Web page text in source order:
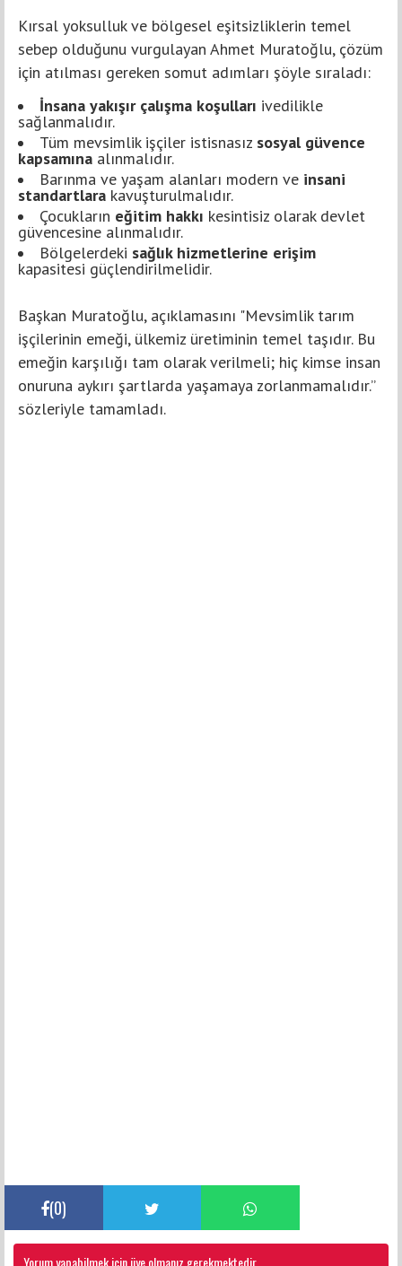
Kırsal yoksulluk ve bölgesel eşitsizliklerin temel
sebep olduğunu vurgulayan Ahmet Muratoğlu, çözüm
için atılması gereken somut adımları şöyle sıraladı:
İnsana yakışır çalışma koşulları ivedilikle
sağlanmalıdır.
Tüm mevsimlik işçiler istisnasız sosyal güvence
kapsamına alınmalıdır.
Barınma ve yaşam alanları modern ve insani
standartlara kavuşturulmalıdır.
Çocukların eğitim hakkı kesintisiz olarak devlet
güvencesine alınmalıdır.
Bölgelerdeki sağlık hizmetlerine erişim
kapasitesi güçlendirilmelidir.
Başkan Muratoğlu, açıklamasını "Mevsimlik tarım
işçilerinin emeği, ülkemiz üretiminin temel taşıdır. Bu
emeğin karşılığı tam olarak verilmeli; hiç kimse insan
onuruna aykırı şartlarda yaşamaya zorlanmamalıdır.”
sözleriyle tamamladı.
(0)
Yorum yapabilmek için üye olmanız gerekmektedir.